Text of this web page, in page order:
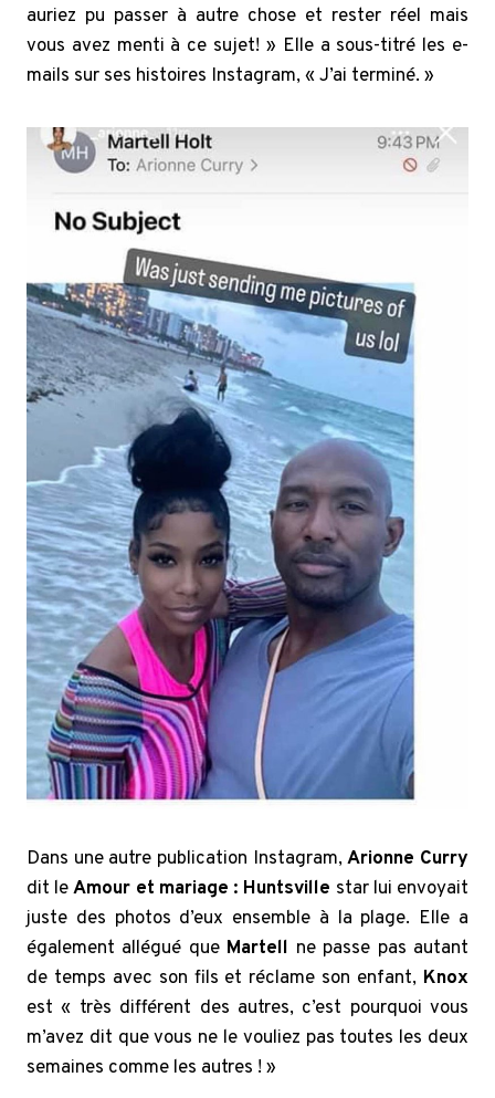
auriez pu passer à autre chose et rester réel mais
vous avez menti à ce sujet! » Elle a sous-titré les e-
mails sur ses histoires Instagram, « J’ai terminé. »
Dans une autre publication Instagram,Arionne Curry
dit leAmour et mariage : Huntsville star lui envoyait
juste des photos d’eux ensemble à la plage. Elle a
également allégué que Martell ne passe pas autant
de temps avec son fils et réclame son enfant, Knox
est « très différent des autres, c’est pourquoi vous
m’avez dit que vous ne le vouliez pas toutes les deux
semaines comme les autres ! »